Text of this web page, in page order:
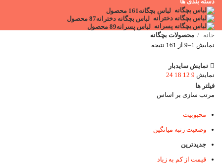
لباس بچگانه 161 محصول
لباس بچگانه دخترانه87 محصول
لباس پسرانه89 محصول
خانه
محصولات بچگانه
نمایش 1–9 از 161 نتیجه
نمایش سایدبار
نمایش 9
12
18
24
فیلتر ها
مرتب سازی بر اساس
محبوبیت
وضعیت رتبه میانگین
جدیدترین
قیمت از کم به زیاد